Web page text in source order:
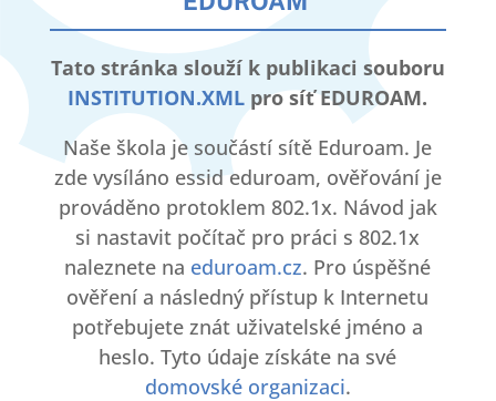
Tato stránka slouží k publikaci souboru
INSTITUTION.XML pro síť EDUROAM.
Naše škola je součástí sítě Eduroam. Je
zde vysíláno essid eduroam, ověřování je
prováděno protoklem 802.1x. Návod jak
si nastavit počítač pro práci s 802.1x
naleznete na eduroam.cz. Pro úspěšné
ověření a následný přístup k Internetu
potřebujete znát uživatelské jméno a
heslo. Tyto údaje získáte na své
domovské organizaci.